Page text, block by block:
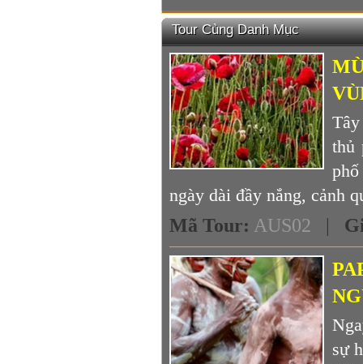
Tour Cùng Danh Mục
thủ
ngày dài đầy nắng, cảnh
Mã Tour: AUS02 |
sự